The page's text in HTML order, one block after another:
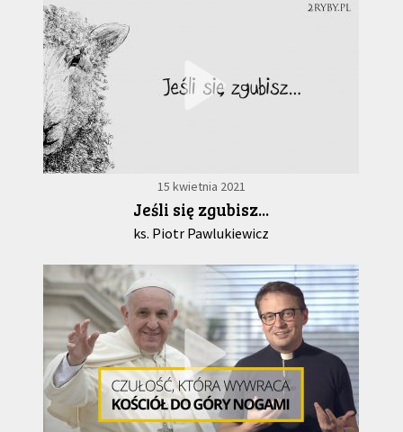
15 kwietnia 2021
Jeśli się zgubisz...
ks. Piotr Pawlukiewicz